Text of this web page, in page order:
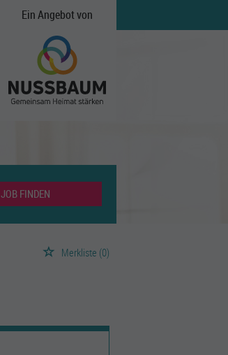
Ein Angebot von
JOB FINDEN
Merkliste (0)